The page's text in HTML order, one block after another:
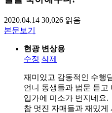
2020.04.14 30,026 읽음
본문보기
현광 변상용
수정 삭제
재미있고 감동적인 수행
언니 동생들과 법문 듣고
입가에 미소가 번지네요.
참 멋진 자매들과 재밌게